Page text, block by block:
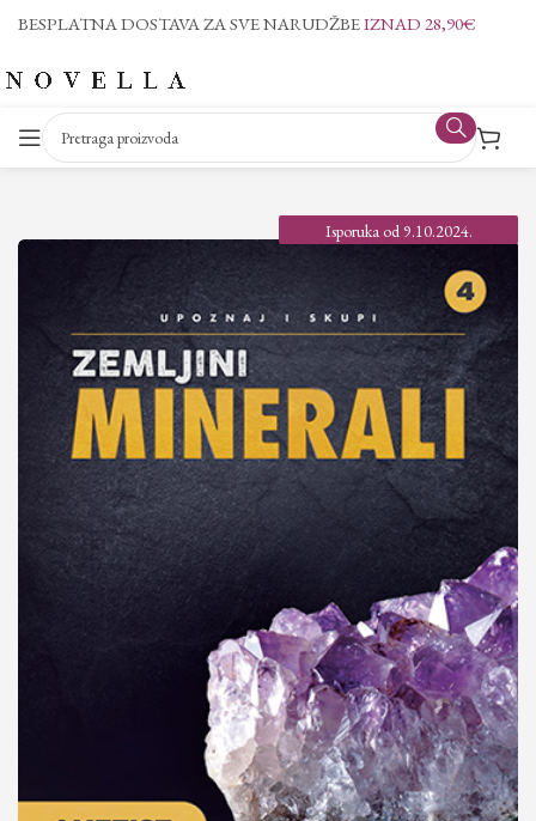
BESPLATNA DOSTAVA ZA SVE NARUDŽBEIZNAD 28,90€
Isporuka od 9.10.2024.